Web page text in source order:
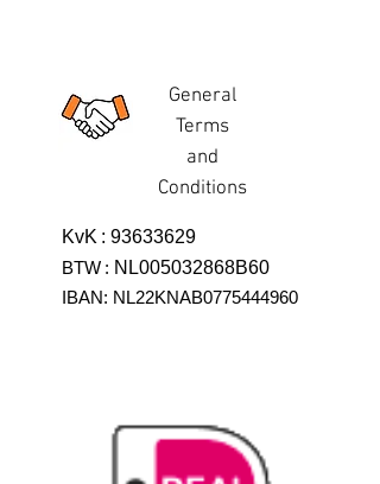
General
Terms
and
Conditions
KvK : 93633629
BTW : NL005032868B60
IBAN: NL22KNAB0775444960